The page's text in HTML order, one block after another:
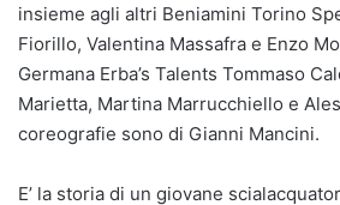
insieme agli altri Beniamini Torino
Fiorillo, Valentina Massafra e Enzo
Germana Erba’s Talents Tommaso
Marietta, Martina Marrucchiello e
coreografie sono di Gianni Mancini.
E’ la storia di un giovane